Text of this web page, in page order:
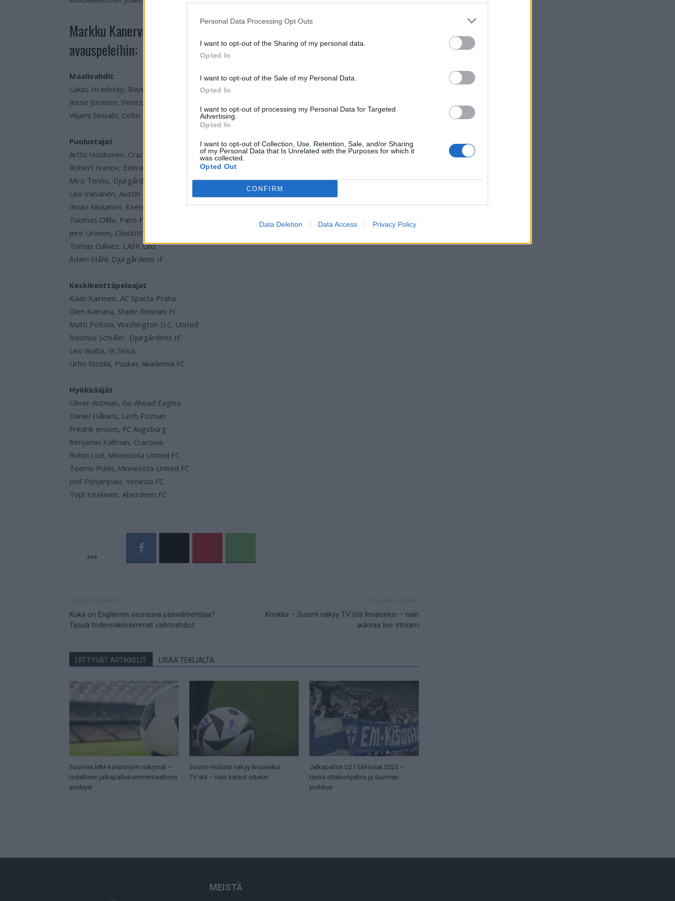
Personal Data Processing Opt Outs
I want to opt-out of the Sharing of my personal data.
Opted In
I want to opt-out of the Sale of my Personal Data.
Opted In
I want to opt-out of processing my Personal Data for Targeted
Advertising.
Opted In
I want to opt-out of Collection, Use, Retention, Sale, and/or Sharing
of my Personal Data that Is Unrelated with the Purposes for which it
was collected.
Opted Out
CONFIRM
Data Deletion Data Access Privacy Policy
Markku Kanervan valitsema Huuhkajat-ryhmä Kansojen liigan
avauspeleihin:
Maalivahdit
Lukas Hradecky, Bayer 04 Leverkusen
Jesse Joronen, Venezia FC
Viljami Sinisalo, Celtic FC
Puolustajat
Arttu Hoskonen, Cracovia
Robert Ivanov, Eintracht Braunschweig
Miro Tenho, Djurgårdens IF
Leo Väisänen, Austin FC
Ilmari Niskanen, Exeter City
Tuomas Ollila, Paris FC
Jere Uronen, Charlotte FC
Tomas Galvez, LASK Linz
Adam Ståhl, Djurgårdens IF
Keskikenttäpelaajat
Kaan Kairinen, AC Sparta Praha
Glen Kamara, Stade Rennais FC
Matti Peltola, Washington D.C. United
Rasmus Schüller, Djurgårdens IF
Leo Walta, IK Sirius
Urho Nissilä, Puskas Akademia FC
Hyökkääjät
Oliver Antman, Go Ahead Eagles
Daniel Håkans, Lech Poznan
Fredrik Jensen, FC Augsburg
Benjamin Källman, Cracovia
Robin Lod, Minnesota United FC
Teemu Pukki, Minnesota United FC
Joel Pohjanpalo, Venezia FC
Topi Keskinen, Aberdeen FC
Jaa
Kuka on Englannin seuraava päävalmentaja?
Tässä todennäköisimmät vaihtoehdot
Kreikka – Suomi näkyy TV:stä ilmaiseksi – näin
aukeaa live stream
LIITTYVÄT ARTIKKELIT LISÄÄ TEKIJÄLTÄ
Suomen MM-karsintojen näkymät –
todellinen jalkapallokommentaattorin
analyysi
Suomi-Hollanti näkyy ilmaiseksi
TV:stä – näin katsot ottelun
Jalkapallon U21 EM-kisat 2025 –
tässä otteluohjelma ja Suomen
joukkue
MEISTÄ